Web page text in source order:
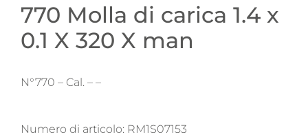
770 Molla di carica 1.4 x
0.1 X 320 X man
N°770 – Cal. – –
Numero di articolo: RM1S07153